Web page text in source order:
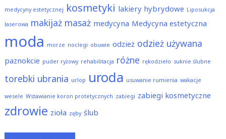
medycyny estetycznej kosmetyki lakiery hybrydowe Liposukcja
laserowa makijaż masaż medycyna Medycyna estetyczna
moda morze noclegi obuwie odzież odzież używana
paznokcie puder ryżowy rehabilitacja różne rękodzieło suknie ślubne
torebki ubrania urlop uroda usuwanie rumienia wakacje
wesele Wstawianie koron protetycznych zabiegi zabiegi kosmetyczne
zdrowie zioła zęby ślub